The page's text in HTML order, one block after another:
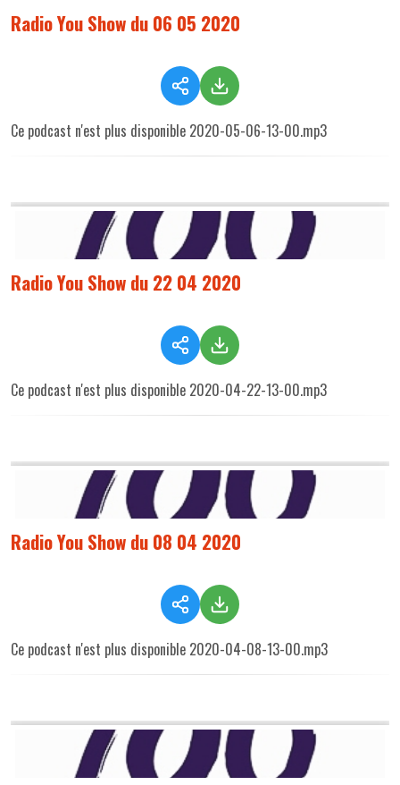
Radio You Show du 06 05 2020
Ce podcast n'est plus disponible 2020-05-06-13-00.mp3
Radio You Show du 22 04 2020
Ce podcast n'est plus disponible 2020-04-22-13-00.mp3
Radio You Show du 08 04 2020
Ce podcast n'est plus disponible 2020-04-08-13-00.mp3